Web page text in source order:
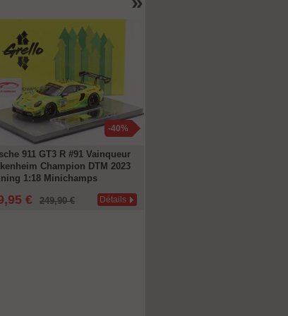
-40%
911 GT3 R #91 Vainqueur
Champion DTM 2023
1:18 Minichamps
€ 249,90 € Détails